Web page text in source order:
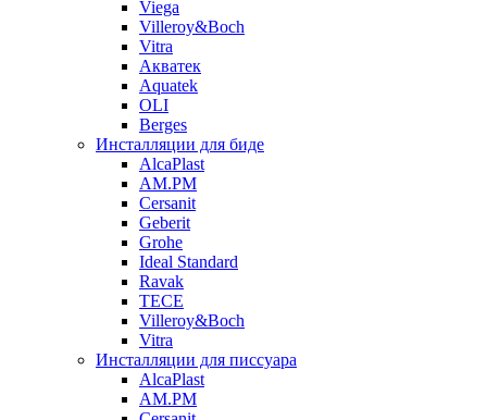
Viega
Villeroy&Boch
Vitra
Акватек
Aquatek
OLI
Berges
Инсталляции для биде
AlcaPlast
AM.PM
Cersanit
Geberit
Grohe
Ideal Standard
Ravak
TECE
Villeroy&Boch
Vitra
Инсталляции для писсуара
AlcaPlast
AM.PM